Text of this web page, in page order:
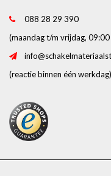
088 28 29 390
(maandag t/m vrijdag,
(reactie binnen één werkdag)